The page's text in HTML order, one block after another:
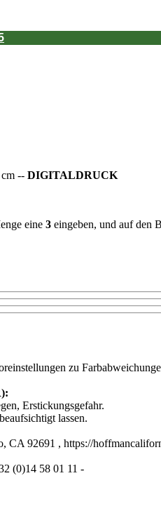
-- DIGITALDRUCK
eine 3 eingeben, und auf den
zu
Erstickungsgefahr.
lassen.
92691 , https://
(0)14 58 01 11 -